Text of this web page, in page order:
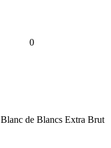
0
de Blancs Extra Brut